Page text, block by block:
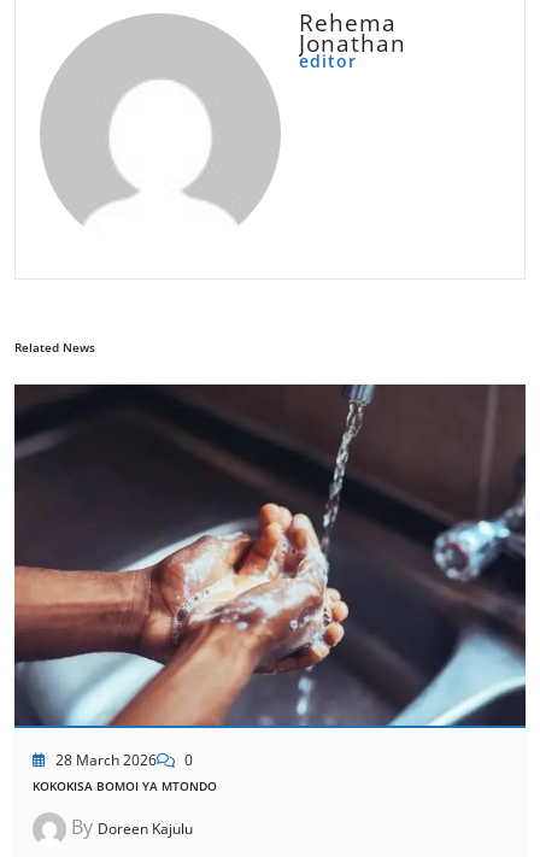
Rehema
Jonathan
editor
Related News
28 March 2026 0
KOKOKISA BOMOI YA MTONDO
By Doreen Kajulu